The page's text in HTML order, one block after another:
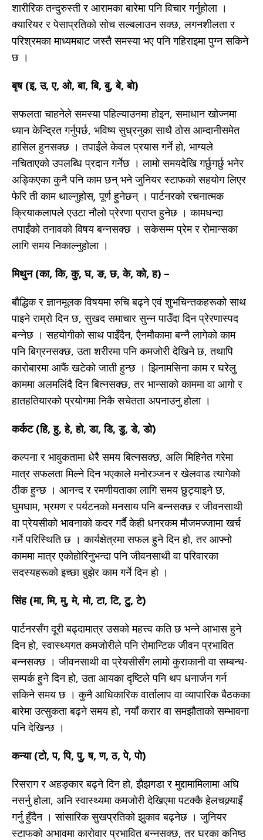
शारीरिक तन्दुरुस्ती र आरामका बारेमा पनि विचार गर्नुहोला ।
क्यारियर र पेसाप्रतिको सोच सल्बलाउन सक्छ, लगनशीलता र
परिश्रमका माध्यमबाट जस्तै समस्या भए पनि गहिराइमा पुग्न सकिने
छ ।
बृष (इ, उ, ए, ओ, बा, बि, बु, बे, बो)
सफलता चाहनेले समस्या पहिल्याउनमा होइन, समाधान खोज्नमा
ध्यान केन्द्रित गर्नुपर्छ, भविष्य सुध्रनुका साथै ठोस आम्दानीसमेत
हासिल हुनसक्छ । तपाईंले केवल प्रयास गर्ने हो, भाग्यले
नचिताएको उपलब्धि प्रदान गर्नेछ । लामो समयदेखि गर्छुगर्छु भनेर
अड्किएका कुनै पनि काम छन् भने जुनियर स्टाफको सहयोग लिएर
फेरि ती काम थाल्नुहोस्, पूर्ण हुनेछन् । पार्टनरको रचनात्मक
क्रियाकलापले एउटा नौलो प्रेरणा प्राप्त हुनेछ । कामधन्दा
तपाईंको तनावको विषय बन्नसक्छ । सकेसम्म प्रेम र रोमान्सका
लागि समय निकाल्नुहोला ।
मिथुन (का, कि, कु, घ, ङ, छ, के, को, ह) –
बौद्धिक र ज्ञानमूलक विषयमा रुचि बढ्ने एवं शुभचिन्तकहरूको साथ
पाइने राम्रो दिन छ, सुखद समाचार सुन्न पाउँदा दिन प्रेरणास्पद
बन्नेछ । सहयोगीको साथ पाइँदैन, एैनमौकामा बन्नै लागेको काम
पनि बिग्रनसक्छ, उता शरीरमा पनि कमजोरी देखिने छ, तथापि
कारोबारमा आफैं खटेको जाती हुन्छ । झिनामसिना काम र घरेलु
काममा अलमलिंदै दिन बित्नसक्छ, तर भान्साको काममा वा आगो र
हातहतियारको प्रयोगमा निकै सचेतता अपनाउनु होला ।
कर्कट (हि, हु, हे, हो, डा, डि, डु, डे, डो)
कल्पना र भावुकतामा धेरै समय बित्नसक्छ, अलि मिहिनेत गरेमा
मात्र सफलता मिल्ने दिन भएकाले मनोरञ्जन र खेलवाड त्यागेको
ठीक हुन्छ । आनन्द र रमणीयताका लागि समय छुट्याइने छ,
घुमघाम, भ्रमण र पर्यटनको मनसाय पनि बन्नसक्छ र जीवनसाथी
वा प्रेयसीको भावनाको कदर गर्दै केही धनरकम मौजमज्जामा खर्च
गर्ने परिस्थिति छ । कार्यक्षेत्रमा सफल हुने दिन हो, तर आफ्नो
काममा मात्र एकोहोरिनुभन्दा पनि जीवनसाथी वा परिवारका
सदस्यहरूको इच्छा बुझेर काम गर्ने दिन हो ।
सिंह (मा, मि, मु, मे, मो, टा, टि, टु, टे)
पार्टनरसँग दूरी बढ्दामात्र उसको महत्त्व कति छ भन्ने आभास हुने
दिन हो, स्वास्थ्यगत कमजोरीले पनि रोमान्टिक जीवन प्रभावित
बन्नसक्छ । जीवनसाथी वा प्रेयसीसँग लामो कुराकानी वा सम्बन्ध-
सम्पर्क हुने दिन हो, उता आयका दृष्टिले पनि थप धनार्जन गर्न
सकिने समय छ । कुनै आधिकारिक वार्तालाप वा व्यापारिक बैठकका
बारेमा उत्सुकता बढ्ने समय हो, नयाँ करार वा समझौताको सम्भावना
पनि देखिन्छ ।
कन्या (टो, प, पि, पु, ष, ण, ठ, पे, पो)
रिसराग र अहङ्कार बढ्ने दिन हो, झैझगडा र मुद्दामामिलामा अघि
नसर्नु होला, अनि स्वास्थ्यमा कमजोरी देखिएमा पटक्कै हेलचक्र्याइँ
गर्नु हुँदैन । सांसारिक सुखप्रतिको झुकाव बढ्नेछ । जुनियर
स्टाफको अभावमा कारोवार प्रभावित बन्नसक्छ, तर घरका कनिष्ठ